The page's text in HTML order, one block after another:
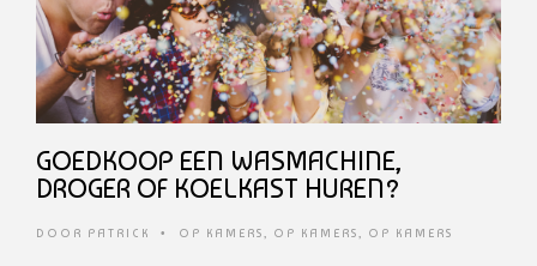
GOEDKOOP EEN WASMACHINE,
DROGER OF KOELKAST HUREN?
DOOR PATRICK • OP KAMERS, OP KAMERS, OP KAMERS